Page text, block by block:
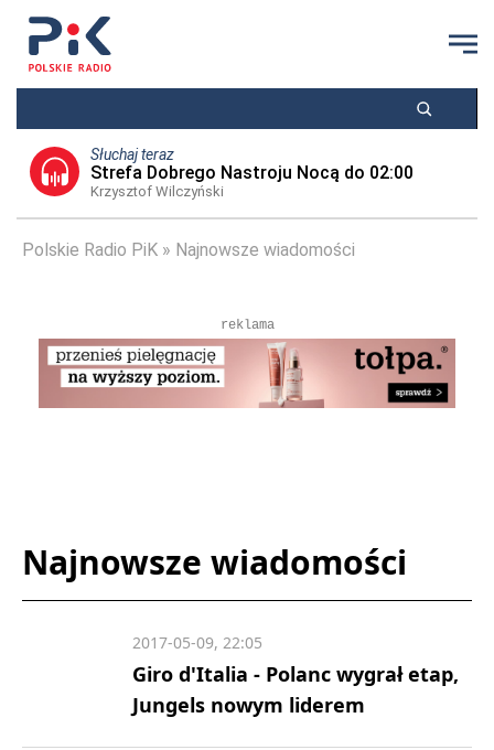
Słuchaj teraz
Strefa Dobrego Nastroju Nocą do 02:00
Krzysztof Wilczyński
Polskie Radio PiK Najnowsze wiadomości
reklama
Najnowsze wiadomości
Giro d'Italia - Polanc wygrał etap,
Jungels nowym liderem
2017-05-09, 22:05